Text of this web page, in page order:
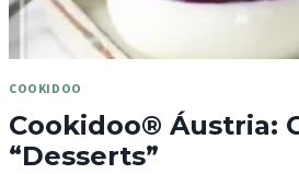
COOKIDOO
Cookidoo® Áustria:
“Desserts”